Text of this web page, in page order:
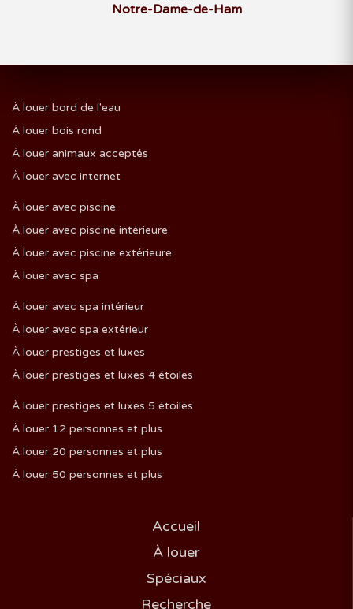
Notre-Dame-de-Ham
À louer bord de l'eau
À louer bois rond
À louer animaux acceptés
À louer avec internet
À louer avec piscine
À louer avec piscine intérieure
À louer avec piscine extérieure
À louer avec spa
À louer avec spa intérieur
À louer avec spa extérieur
À louer prestiges et luxes
À louer prestiges et luxes 4 étoiles
À louer prestiges et luxes 5 étoiles
À louer 12 personnes et plus
À louer 20 personnes et plus
À louer 50 personnes et plus
Accueil
À louer
Spéciaux
Recherche